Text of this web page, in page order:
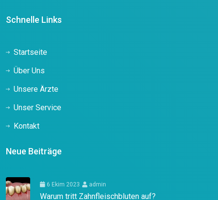
Schnelle Links
Startseite
Über Uns
Unsere Ärzte
Unser Service
Kontakt
Neue Beiträge
6 Ekim 2023 admin
Warum tritt Zahnfleischbluten auf?